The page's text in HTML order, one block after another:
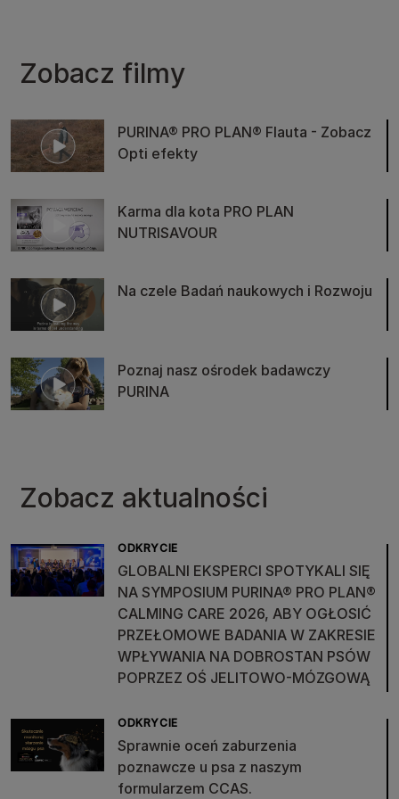
Zobacz filmy
PURINA® PRO PLAN® Flauta - Zobacz
Opti efekty
Karma dla kota PRO PLAN
NUTRISAVOUR
Na czele Badań naukowych i Rozwoju
Poznaj nasz ośrodek badawczy
PURINA
Zobacz aktualności
ODKRYCIE
GLOBALNI EKSPERCI SPOTYKALI SIĘ
NA SYMPOSIUM PURINA® PRO PLAN®
CALMING CARE 2026, ABY OGŁOSIĆ
PRZEŁOMOWE BADANIA W ZAKRESIE
WPŁYWANIA NA DOBROSTAN PSÓW
POPRZEZ OŚ JELITOWO-MÓZGOWĄ
ODKRYCIE
Sprawnie oceń zaburzenia
poznawcze u psa z naszym
formularzem CCAS.